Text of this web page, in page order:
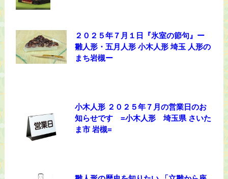
２０２５年７月１日『氷室の節句』ー
雛人形・五月人形 小木人形 埼玉 人形の
まち岩槻ー
小木人形 ２０２５年７月の営業日のお
知らせです =小木人形 埼玉県 さいた
ま市 岩槻=